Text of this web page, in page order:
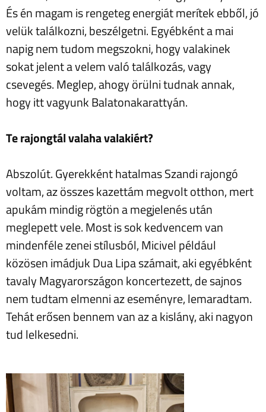
És én magam is rengeteg energiát merítek ebből, jó
velük találkozni, beszélgetni. Egyébként a mai
napig nem tudom megszokni, hogy valakinek
sokat jelent a velem való találkozás, vagy
csevegés. Meglep, ahogy örülni tudnak annak,
hogy itt vagyunk Balatonakarattyán.
Te rajongtál valaha valakiért?
Abszolút. Gyerekként hatalmas Szandi rajongó
voltam, az összes kazettám megvolt otthon, mert
apukám mindig rögtön a megjelenés után
meglepett vele. Most is sok kedvencem van
mindenféle zenei stílusból, Micivel például
közösen imádjuk Dua Lipa számait, aki egyébként
tavaly Magyarországon koncertezett, de sajnos
nem tudtam elmenni az eseményre, lemaradtam.
Tehát erősen bennem van az a kislány, aki nagyon
tud lelkesedni.